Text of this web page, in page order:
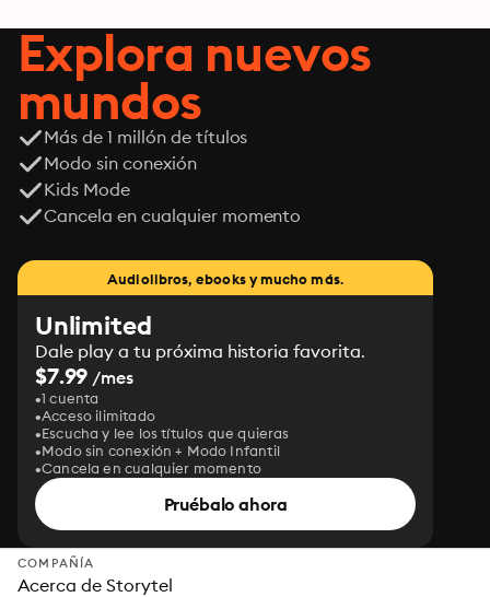
Explora nuevos
mundos
Más de 1 millón de títulos
Modo sin conexión
Kids Mode
Cancela en cualquier momento
Audiolibros, ebooks y mucho más.
Unlimited
Dale play a tu próxima historia favorita.
$7.99 /mes
1 cuenta
Acceso ilimitado
Escucha y lee los títulos que quieras
Modo sin conexión + Modo Infantil
Cancela en cualquier momento
Pruébalo ahora
COMPAÑÍA
Acerca de Storytel